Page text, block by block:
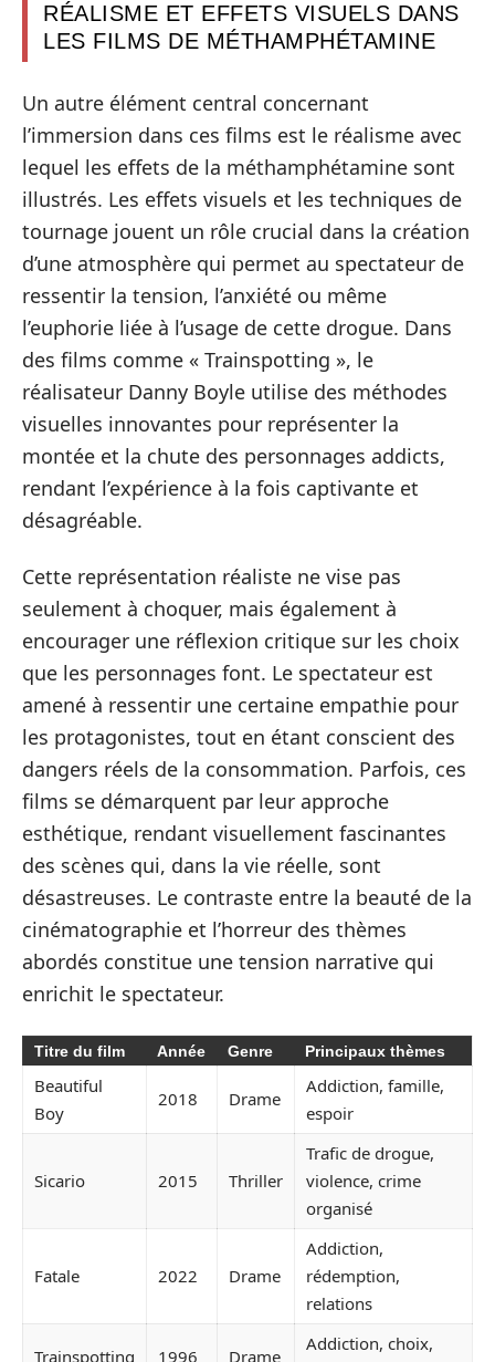
RÉALISME ET EFFETS VISUELS DANS
LES FILMS DE MÉTHAMPHÉTAMINE
Un autre élément central concernant
l’immersion dans ces films est le réalisme avec
lequel les effets de la méthamphétamine sont
illustrés. Les effets visuels et les techniques de
tournage jouent un rôle crucial dans la création
d’une atmosphère qui permet au spectateur de
ressentir la tension, l’anxiété ou même
l’euphorie liée à l’usage de cette drogue. Dans
des films comme « Trainspotting », le
réalisateur Danny Boyle utilise des méthodes
visuelles innovantes pour représenter la
montée et la chute des personnages addicts,
rendant l’expérience à la fois captivante et
désagréable.
Cette représentation réaliste ne vise pas
seulement à choquer, mais également à
encourager une réflexion critique sur les choix
que les personnages font. Le spectateur est
amené à ressentir une certaine empathie pour
les protagonistes, tout en étant conscient des
dangers réels de la consommation. Parfois, ces
films se démarquent par leur approche
esthétique, rendant visuellement fascinantes
des scènes qui, dans la vie réelle, sont
désastreuses. Le contraste entre la beauté de la
cinématographie et l’horreur des thèmes
abordés constitue une tension narrative qui
enrichit le spectateur.
Titre du film Année Genre Principaux thèmes
Beautiful
Boy
2018 Drame
Addiction, famille,
espoir
Sicario 2015 Thriller
Trafic de drogue,
violence, crime
organisé
Fatale 2022 Drame
Addiction,
rédemption,
relations
Trainspotting 1996 Drame
Addiction, choix,